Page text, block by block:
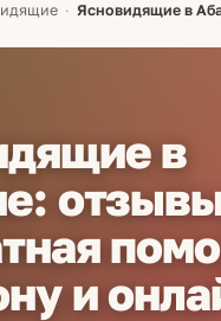
· Ясновидящие в
в
и